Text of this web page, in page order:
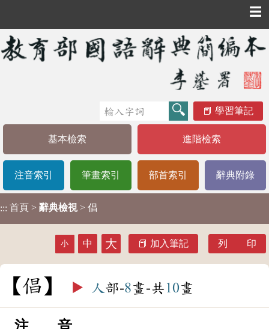
☰
學習筆記
基本檢索 進階檢索
注音索引 筆畫索引 部首索引 辭典附錄
::: 首頁 > 辭典檢視 > 倡
小 中 大 加入筆記 列 印
倡 ▶️ 人部-8畫-共 10畫